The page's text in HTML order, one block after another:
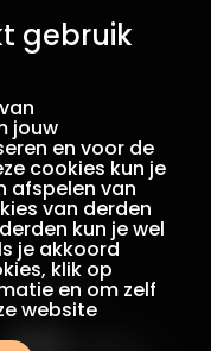
gebruik
jouw
en voor de
cookies kun je
afspelen van
van derden
kun je wel
je akkoord
klik op
en om zelf
website
dank aan